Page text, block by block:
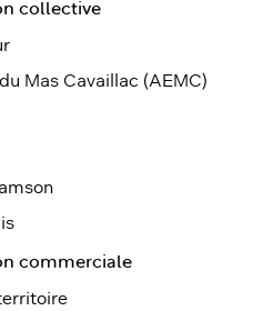
collective
Mas Cavaillac (AEMC)
commerciale